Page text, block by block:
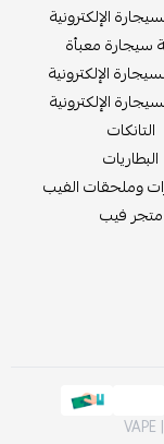
الإلكترونية
معبأة
الإلكترونية
الإلكترونية
الفيب